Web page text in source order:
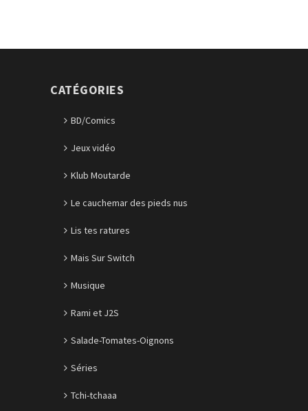
CATÉGORIES
BD/Comics
Jeux vidéo
Klub Moutarde
Le cauchemar des pieds nus
Lis tes ratures
Mais Sur Switch
Musique
Rami et J2S
Salade-Tomates-Oignons
Séries
Tchi-tchaaa